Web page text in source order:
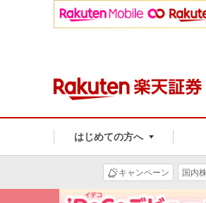
はじめての方へ
キャンペーン 国内